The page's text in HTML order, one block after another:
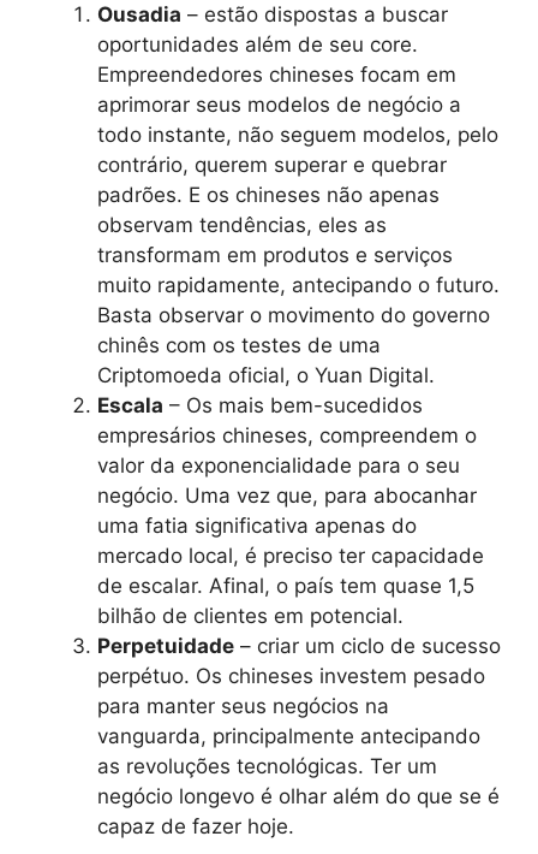
Ousadia – estão dispostas a buscar
oportunidades além de seu core.
Empreendedores chineses focam em
aprimorar seus modelos de negócio a
todo instante, não seguem modelos, pelo
contrário, querem superar e quebrar
padrões. E os chineses não apenas
observam tendências, eles as
transformam em produtos e serviços
muito rapidamente, antecipando o futuro.
Basta observar o movimento do governo
chinês com os testes de uma
Criptomoeda oficial, o Yuan Digital.
Escala – Os mais bem-sucedidos
empresários chineses, compreendem o
valor da exponencialidade para o seu
negócio. Uma vez que, para abocanhar
uma fatia significativa apenas do
mercado local, é preciso ter capacidade
de escalar. Afinal, o país tem quase 1,5
bilhão de clientes em potencial.
Perpetuidade – criar um ciclo de sucesso
perpétuo. Os chineses investem pesado
para manter seus negócios na
vanguarda, principalmente antecipando
as revoluções tecnológicas. Ter um
negócio longevo é olhar além do que se é
capaz de fazer hoje.